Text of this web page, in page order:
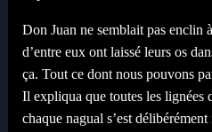
Don Juan ne semblait pas enclin
d’entre eux ont laissé leurs os
ça. Tout ce dont nous pouvons
Il expliqua que toutes les lignées
chaque nagual s’est